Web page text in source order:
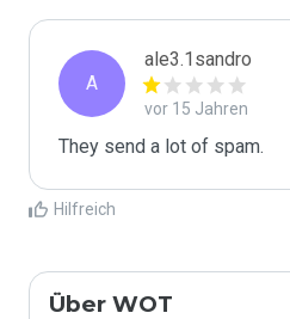
A
ale3.1sandro
vor 15 Jahren
They send a lot of spam.
Hilfreich
Über WOT